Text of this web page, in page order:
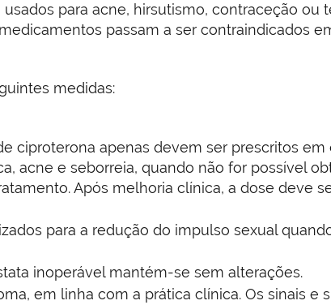
para acne, hirsutismo, contraceção ou
passam a ser contraindicados
medidas:
ciproterona apenas devem ser prescritos
acne e seborreia, quando não for possível
Após melhoria clínica, a dose deve
para a redução do impulso sexual
inoperável mantém-se sem alterações.
em linha com a prática clínica. Os sinais e